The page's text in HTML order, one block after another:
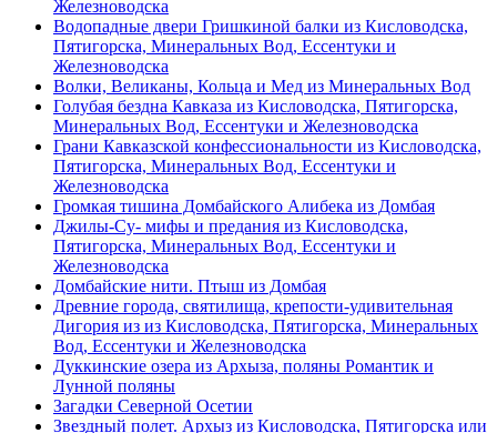
Железноводска
Водопадные двери Гришкиной балки из Кисловодска,
Пятигорска, Минеральных Вод, Ессентуки и
Железноводска
Волки, Великаны, Кольца и Мед из Минеральных Вод
Голубая бездна Кавказа из Кисловодска, Пятигорска,
Минеральных Вод, Ессентуки и Железноводска
Грани Кавказской конфессиональности из Кисловодска,
Пятигорска, Минеральных Вод, Ессентуки и
Железноводска
Громкая тишина Домбайского Алибека из Домбая
Джилы-Су- мифы и предания из Кисловодска,
Пятигорска, Минеральных Вод, Ессентуки и
Железноводска
Домбайские нити. Птыш из Домбая
Древние города, святилища, крепости-удивительная
Дигория из из Кисловодска, Пятигорска, Минеральных
Вод, Ессентуки и Железноводска
Дуккинские озера из Архыза, поляны Романтик и
Лунной поляны
Загадки Северной Осетии
Звездный полет. Архыз из Кисловодска, Пятигорска или